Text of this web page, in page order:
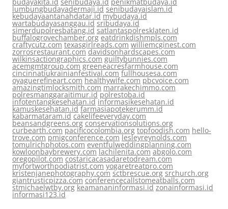
lumbungbudayadermaji.id senibudayaislam.id
kebudayaantanahdatar.id mybudaya.id
wartabudayasanggau.id sribudaya.id
simerdupolresbatang.id satlantaspolresklaten.id
buffalogrovechamber.org eatdrinkdishmpls.com
craftycutz.com texasgirlreads.com williemcginest.com
zorrosrestaurant.com davidsonhardscapes.com
wilkinsactiongraphics.com guiltybunnies.com
acemgmtgroup.com greeneacresfarmhouse.com
cincinnatiukrainianfestival.com fullhousesa.com
oyaguerefineart.com healthywife.com pbcvoice.com
amazingtimlocksmith.com marrakechimmo.com
polresmanggaraitimur.id polrestoba.id
infotentangkesehatan.id informasikesehatan.id
kamuskesehatan.id farmasiapotekerumm.id
kabarmataram.id cakelifeeveryday.com
beansandgreens.org conservationsolutions.org
curbearth.com pacificocolombia.org topfoodish.com hello-
trove.com pmigconference.com lesleyreynolds.com
tomulrichphotos.com eventfulweddingplanning.com
kowloonbaybrewery.com lachilenita.com abgolo.com
oregopilot.com costaricacasadaretodream.com
myfortworthpodiatrist.com yogaretreatpro.com
kristenjanephotography.com sctbrescue.org srchurch.org
giantrusticpizza.com conferencecallstomeatballs.com
stmichaelwtby.org keamananinformasi.id zonainformasi.id
informasi123.id